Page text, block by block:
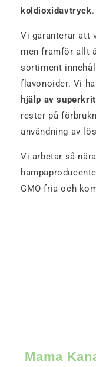
koldioxidavtryck.
Vi garanterar att
men framför allt
sortiment
flavonoider. Vi
hjälp av
rester på
användning av
Vi arbetar så
GMO-fria och
Mama